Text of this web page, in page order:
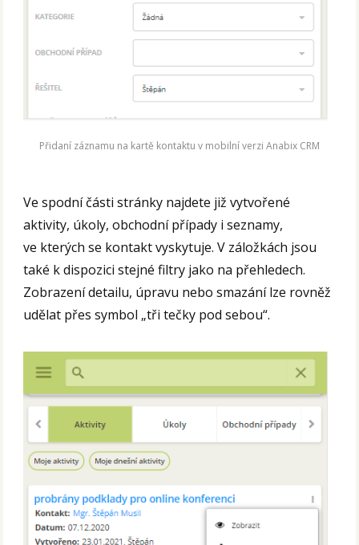
Přidaní záznamu na kartě kontaktu v mobilní verzi Anabix CRM
Ve spodní části stránky najdete již vytvořené
aktivity, úkoly, obchodní případy i seznamy,
ve kterých se kontakt vyskytuje. V záložkách jsou
také k dispozici stejné filtry jako na přehledech.
Zobrazení detailu, úpravu nebo smazání lze rovněž
udělat přes symbol „tři tečky pod sebou“.